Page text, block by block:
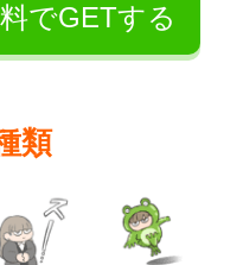
でGETする
類